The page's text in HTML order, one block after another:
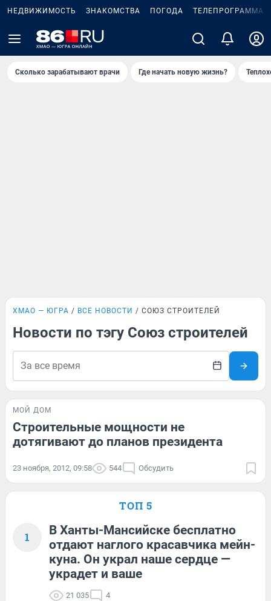
НЕДВИЖИМОСТЬ ЗНАКОМСТВА ПОГОДА ТЕЛЕПРОГРАММА
Сколько зарабатывают врачи Где начать новую жизнь?
ХМАО — ЮГРА ВСЕ НОВОСТИ СОЮЗ СТРОИТЕЛЕЙ
Новости по тэгу Союз строителей
МОЙ ДОМ
Строительные мощности не
дотягивают до планов президента
23 ноября, 2012, 09:58 544 Обсудить
ТОП 5
1
В Ханты-Мансийске бесплатно
отдают наглого красавчика мейн-
куна. Он украл наше сердце —
украдет и ваше
21 035 4